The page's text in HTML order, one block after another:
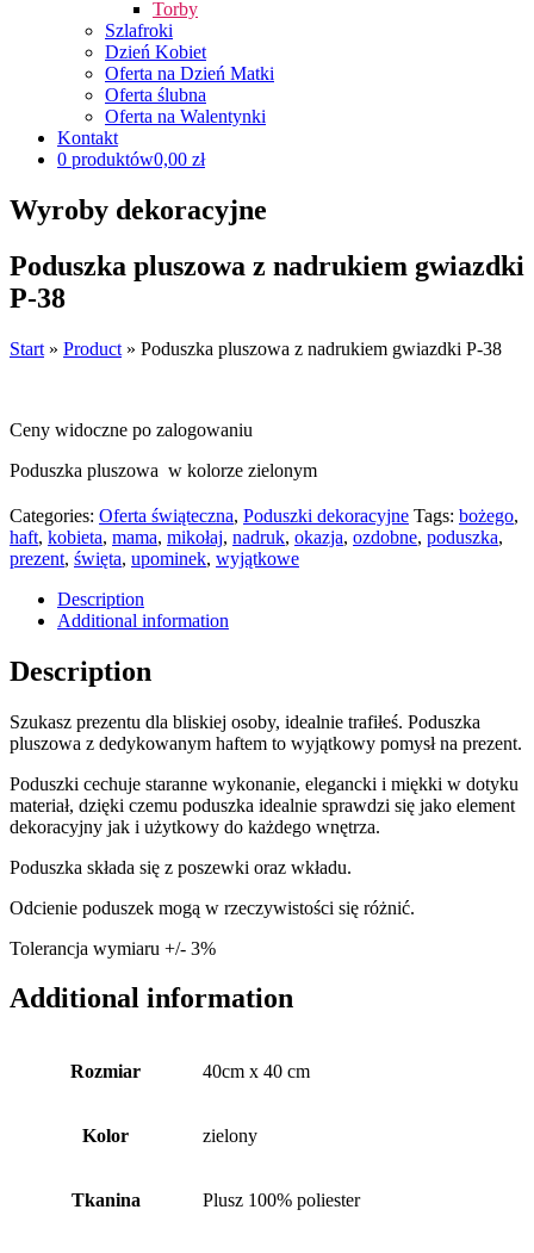
Torby
Szlafroki
Dzień Kobiet
Oferta na Dzień Matki
Oferta ślubna
Oferta na Walentynki
Kontakt
0 produktów0,00 zł
Wyroby dekoracyjne
Poduszka pluszowa z nadrukiem gwiazdki
P-38
Start » Product » Poduszka pluszowa z nadrukiem gwiazdki P-38
Ceny widoczne po zalogowaniu
Poduszka pluszowa w kolorze zielonym
Categories: Oferta świąteczna, Poduszki dekoracyjne Tags: bożego,
haft, kobieta, mama, mikołaj, nadruk, okazja, ozdobne, poduszka,
prezent, święta, upominek, wyjątkowe
Description
Additional information
Description
Szukasz prezentu dla bliskiej osoby, idealnie trafiłeś. Poduszka
pluszowa z dedykowanym haftem to wyjątkowy pomysł na prezent.
Poduszki cechuje staranne wykonanie, elegancki i miękki w dotyku
materiał, dzięki czemu poduszka idealnie sprawdzi się jako element
dekoracyjny jak i użytkowy do każdego wnętrza.
Poduszka składa się z poszewki oraz wkładu.
Odcienie poduszek mogą w rzeczywistości się różnić.
Tolerancja wymiaru +/- 3%
Additional information
Rozmiar 40cm x 40 cm
Kolor zielony
Tkanina Plusz 100% poliester